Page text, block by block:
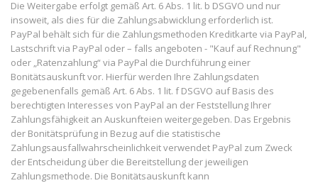
Die Weitergabe erfolgt gemäß Art. 6 Abs. 1 lit. b DSGVO und nur
insoweit, als dies für die Zahlungsabwicklung erforderlich ist.
PayPal behält sich für die Zahlungsmethoden Kreditkarte via PayPal,
Lastschrift via PayPal oder – falls angeboten - "Kauf auf Rechnung"
oder „Ratenzahlung“ via PayPal die Durchführung einer
Bonitätsauskunft vor. Hierfür werden Ihre Zahlungsdaten
gegebenenfalls gemäß Art. 6 Abs. 1 lit. f DSGVO auf Basis des
berechtigten Interesses von PayPal an der Feststellung Ihrer
Zahlungsfähigkeit an Auskunfteien weitergegeben. Das Ergebnis
der Bonitätsprüfung in Bezug auf die statistische
Zahlungsausfallwahrscheinlichkeit verwendet PayPal zum Zweck
der Entscheidung über die Bereitstellung der jeweiligen
Zahlungsmethode. Die Bonitätsauskunft kann